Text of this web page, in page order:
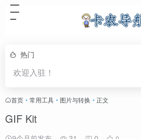
热门
欢迎入驻！
首页 • 常用工具 • 图片与转换 • 正文
GIF Kit